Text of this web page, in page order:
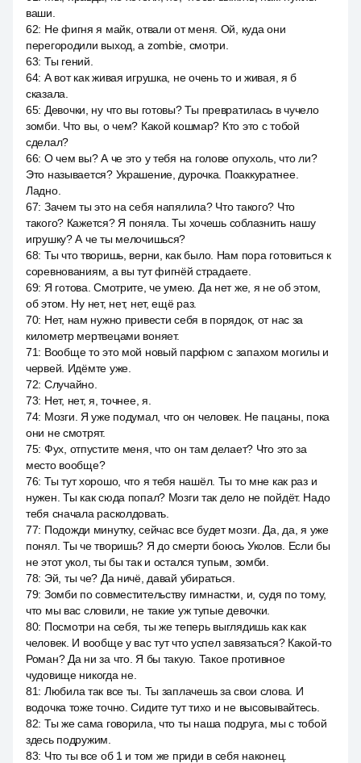
ваши.
62: Не фигня я майк, отвали от меня. Ой, куда они
перегородили выход, a zombie, смотри.
63: Ты гений.
64: А вот как живая игрушка, не очень то и живая, я б
сказала.
65: Девочки, ну что вы готовы? Ты превратилась в чучело
зомби. Что вы, о чем? Какой кошмар? Кто это с тобой
сделал?
66: О чем вы? А че это у тебя на голове опухоль, что ли?
Это называется? Украшение, дурочка. Поаккуратнее.
Ладно.
67: Зачем ты это на себя напялила? Что такого? Что
такого? Кажется? Я поняла. Ты хочешь соблазнить нашу
игрушку? А че ты мелочишься?
68: Ты что творишь, верни, как было. Нам пора готовиться к
соревнованиям, а вы тут фигнёй страдаете.
69: Я готова. Смотрите, че умею. Да нет же, я не об этом,
об этом. Ну нет, нет, нет, ещё раз.
70: Нет, нам нужно привести себя в порядок, от нас за
километр мертвецами воняет.
71: Вообще то это мой новый парфюм с запахом могилы и
червей. Идёмте уже.
72: Случайно.
73: Нет, нет, я, точнее, я.
74: Мозги. Я уже подумал, что он человек. Не пацаны, пока
они не смотрят.
75: Фух, отпустите меня, что он там делает? Что это за
место вообще?
76: Ты тут хорошо, что я тебя нашёл. Ты то мне как раз и
нужен. Ты как сюда попал? Мозги так дело не пойдёт. Надо
тебя сначала расколдовать.
77: Подожди минутку, сейчас все будет мозги. Да, да, я уже
понял. Ты че творишь? Я до смерти боюсь Уколов. Если бы
не этот укол, ты бы так и остался тупым, зомби.
78: Эй, ты че? Да ничё, давай убираться.
79: Зомби по совместительству гимнастки, и, судя по тому,
что мы вас словили, не такие уж тупые девочки.
80: Посмотри на себя, ты же теперь выглядишь как как
человек. И вообще у вас тут что успел завязаться? Какой-то
Роман? Да ни за что. Я бы такую. Такое противное
чудовище никогда не.
81: Любила так все ты. Ты заплачешь за свои слова. И
водочка тоже точно. Сидите тут тихо и не высовывайтесь.
82: Ты же сама говорила, что ты наша подруга, мы с тобой
здесь подружим.
83: Что ты все об 1 и том же приди в себя наконец.